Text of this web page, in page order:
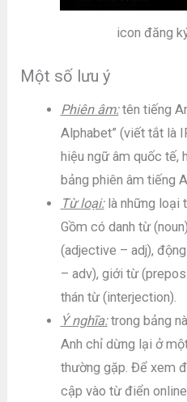
icon đăng
Một số lưu ý
Phiên âm:tên tiếng
Alphabet” (viết tắt là
hiệu ngữ âm quốc tế,
bảng phiên âm tiếng
Từ loại:là những loại
Gồm có danh từ
(adjective – adj),
– adv), giới từ
thán từ (interjection).
Ý nghĩa:trong bảng
Anh chỉ dừng lại ở
thường gặp. Để xem
cập vào từ điển